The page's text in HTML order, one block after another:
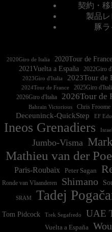
契約・
製品
豚
2020Giro de Italia 2020Tour de France
2021Vuelta a España
2023Giro d'Italia 2023Tour de
2024Tour de France
2025Giro
2026Giro d'Italia 2026Tour de
Bahrain Victorious Chris Froome
Deceuninck-QuickStep EF
Ineos Grenadiers
Jumbo-Visma
Mathieu van der
Paris-Roubaix
Peter Sagan
Ronde van Vlaanderen Shimano
SRAM Tadej
Tom Pidcock Trek Segafredo UAE
Vuelta a España